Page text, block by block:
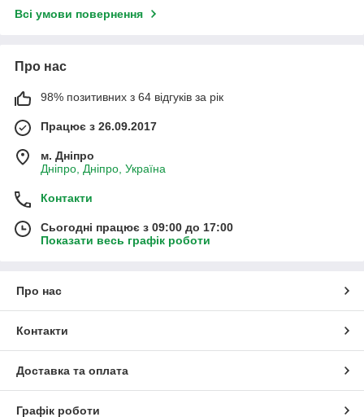
Всі умови повернення
Про нас
98% позитивних з 64 відгуків за рік
Працює з 26.09.2017
м. Дніпро
Дніпро, Дніпро, Україна
Контакти
Сьогодні працює з 09:00 до 17:00
Показати весь графік роботи
Про нас
Контакти
Доставка та оплата
Графік роботи